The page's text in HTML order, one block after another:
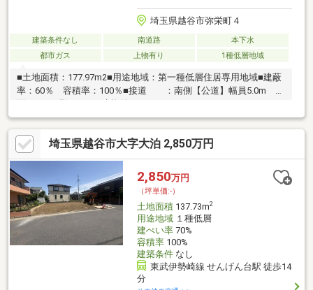
埼玉県越谷市弥栄町４
建築条件なし 南道路
本下水
都市ガス
上物有り 1種低層地域
■土地面積：177.97m2■用途地域：第一種低層住居専用地域■建蔽
率：60％ 容積率：100％■接道 ：南側【公道】幅員5.0m 接
越谷市立弥栄小学校 約600m（徒歩約8分）越谷市立栄進中学
校 約1.0km（徒歩約13分）マルエツ 大袋店 約1.1km（徒歩約
14分）セブン-イレブン 越谷弥栄町店 約350m（徒歩約5分）
埼玉県越谷市大字大泊 2,850万円
2,850万円
（坪単価:-）
土地面積137.73m2
用途地域１種低層
建ぺい率70%
容積率100%
建築条件なし
東武伊勢崎線 せんげん台駅 徒歩14
分